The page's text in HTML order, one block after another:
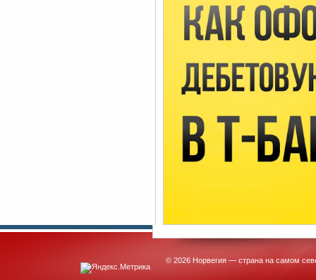
© 2026 Норвегия — страна на самом